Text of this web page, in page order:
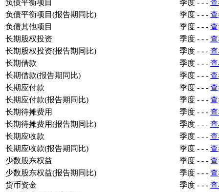
负债平衡项目 季度 - - -
负债平衡项目(报告期同比)
季度 - - -
负债其他项目
季度 - - -
长期股权投资
季度 - - -
长期股权投资(报告期同比)
季度 - - -
长期借款
季度 - - -
长期借款(报告期同比)
季度 - - -
长期应付款
季度 - - -
长期应付款(报告期同比)
季度 - - -
长期待摊费用
季度 - - -
长期待摊费用(报告期同比)
季度 - - -
长期应收款
季度 - - -
长期应收款(报告期同比)
季度 - - -
少数股东权益
季度 - - -
少数股东权益(报告期同比)
季度 - - -
货币资金
季度 - - -